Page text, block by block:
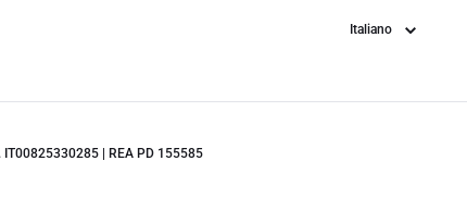
Lingua
IT00825330285 | REA PD 155585